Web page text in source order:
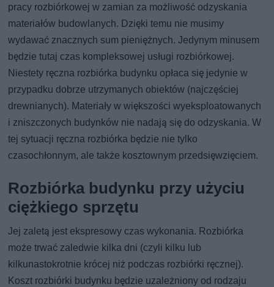
pracy rozbiórkowej w zamian za możliwość odzyskania
materiałów budowlanych. Dzięki temu nie musimy
wydawać znacznych sum pieniężnych. Jedynym minusem
będzie tutaj czas kompleksowej usługi rozbiórkowej.
Niestety ręczna rozbiórka budynku opłaca się jedynie w
przypadku dobrze utrzymanych obiektów (najczęściej
drewnianych). Materiały w większości wyeksploatowanych
i zniszczonych budynków nie nadają się do odzyskania. W
tej sytuacji ręczna rozbiórka będzie nie tylko
czasochłonnym, ale także kosztownym przedsięwzięciem.
Rozbiórka budynku przy użyciu
ciężkiego sprzętu
Jej zaletą jest ekspresowy czas wykonania. Rozbiórka
może trwać zaledwie kilka dni (czyli kilku lub
kilkunastokrotnie krócej niż podczas rozbiórki ręcznej).
Koszt rozbiórki budynku będzie uzależniony od rodzaju